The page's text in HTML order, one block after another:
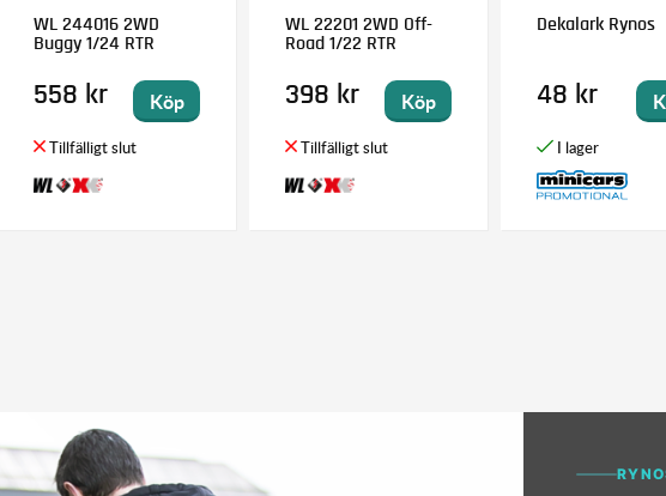
WL 244016 2WD
Buggy 1/24 RTR
558 kr Köp
WL 22201 2WD Off-
Road 1/22 RTR
398 kr Köp
Dekalark Rynos
48 kr